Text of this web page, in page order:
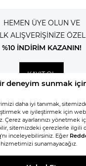
HEMEN ÜYE OLUN VE
İLK ALIŞVERİŞİNİZE ÖZEL
%10 İNDİRİM KAZANIN!
KAYIT OL